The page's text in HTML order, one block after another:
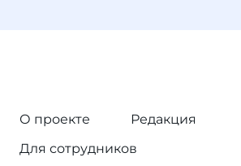
О проекте
Редакция
Для сотрудников